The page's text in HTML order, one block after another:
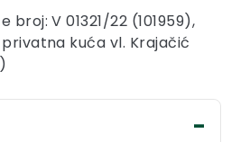
broj: V 01321/22 (101959),
privatna kuća vl. Krajačić